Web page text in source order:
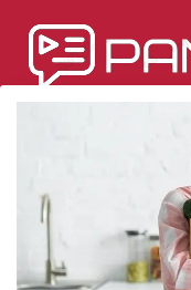
содержимому